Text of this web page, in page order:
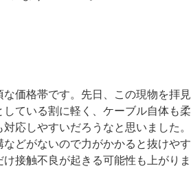
価格帯です。先日、この現物を拝見
ている割に軽く、ケーブル自体も柔
応しやすいだろうなと思いました。
どがないので力がかかると抜けやす
接触不良が起きる可能性も上がりま